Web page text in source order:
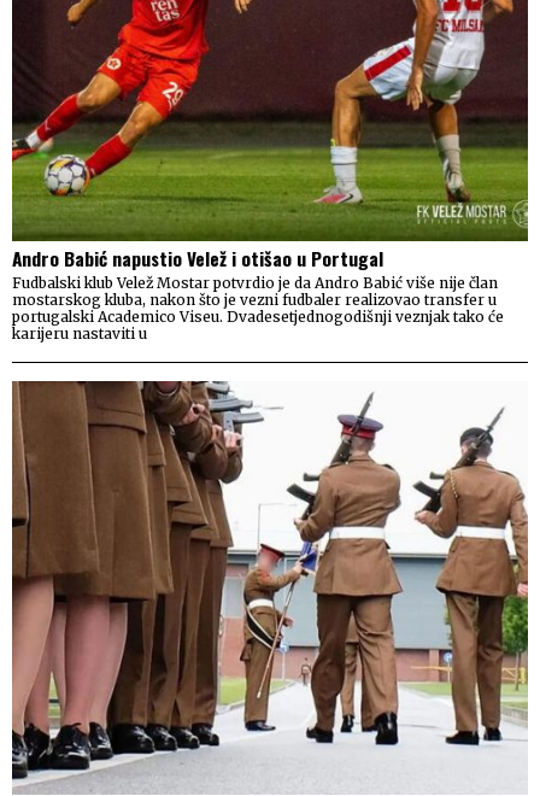
Andro Babić napustio Velež i otišao u Portugal
Fudbalski klub Velež Mostar potvrdio je da Andro Babić više nije član
mostarskog kluba, nakon što je vezni fudbaler realizovao transfer u
portugalski Academico Viseu. Dvadesetjednogodišnji veznjak tako će
karijeru nastaviti u